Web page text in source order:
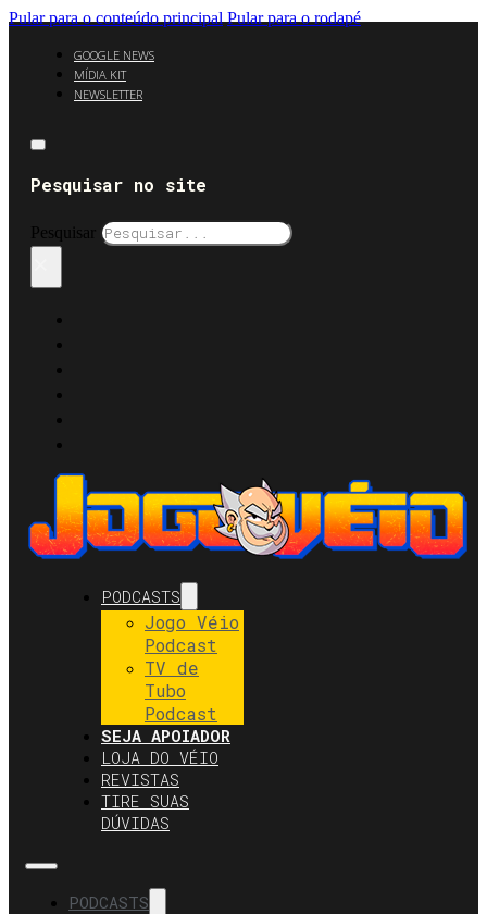
Pular para o conteúdo principal Pular para o rodapé
GOOGLE NEWS
MÍDIA KIT
NEWSLETTER
Pesquisar no site
Pesquisar
PODCASTS
Jogo Véio
Podcast
TV de
Tubo
Podcast
SEJA APOIADOR
LOJA DO VÉIO
REVISTAS
TIRE SUAS
DÚVIDAS
PODCASTS